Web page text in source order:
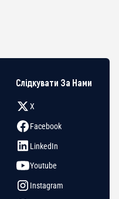
Слідкувати За Нами
X
Facebook
LinkedIn
Youtube
Instagram